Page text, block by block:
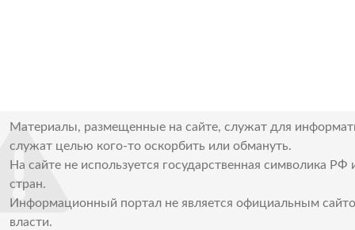
Материалы, размещенные на сайте, служат для
служат целью кого-то оскорбить или обмануть.
На сайте не используется государственная символика РФ
стран.
Информационный портал не является официальным
власти.